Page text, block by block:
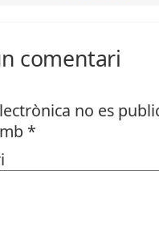
comentari
no es
*